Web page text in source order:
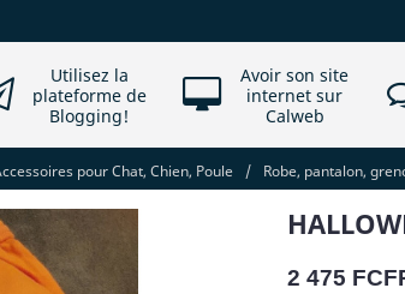
Utilisez la
plateforme de
Blogging!
Avoir son site
internet sur
Calweb
pour Chat, Chien, Poule / Robe, pantalon,
2 475